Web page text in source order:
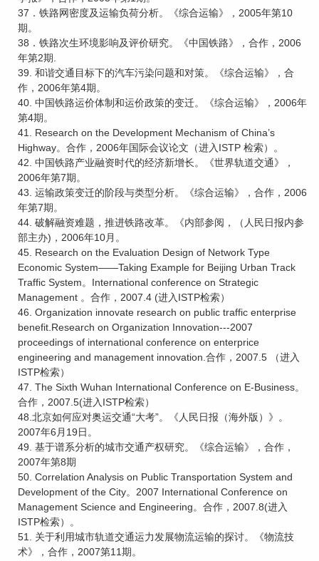
37．铁路网密度及运输负荷分析。《综合运输》，2005年第10
期。
38．铁路次生环境影响及评价研究。《中国铁路》，合作，2006
年第2期.
39. 和谐交通目标下的汽车污染问题和对策。《综合运输》，合
作，2006年第4期。
40. 中国铁路运价体制和运价政策的变迁。《综合运输》，2006年
第4期。
41. Research on the Development Mechanism of China’s
Highway。合作，2006年国际会议论文（进入ISTP 检索）。
42. 中国铁路产业融资时代的经济新增长。《世界轨道交通》，
2006年第7期。
43. 运输政策变迁的阶段与类型分析。《综合运输》，合作，2006
年第7期。
44. 破解融资难题，推进铁路改革。《内部参阅，（人民日报内参
部主办)，2006年10月。
45. Research on the Evaluation Design of Network Type
Economic System——Taking Example for Beijing Urban Track
Traffic System。International conference on Strategic
Management 。合作，2007.4 (进入ISTP检索）
46. Organization innovate research on public traffic enterprise
benefit.Research on Organization Innovation---2007
proceedings of international conference on enterprice
engineering and management innovation.合作，2007.5 （进入
ISTP检索）
47. The Sixth Wuhan International Conference on E-Business。
合作，2007.5(进入ISTP检索）
48.北京如何应对奥运交通“大考”。《人民日报（海外版）》。
2007年6月19日。
49. 基于谱系分析的城市交通产权研究。《综合运输》，合作，
2007年第8期
50. Correlation Analysis on Public Transportation System and
Development of the City。2007 International Conference on
Management Science and Engineering。合作，2007.8(进入
ISTP检索）。
51. 关于利用城市轨道交通运力发展物流运输的探讨。《物流技
术》，合作，2007第11期。